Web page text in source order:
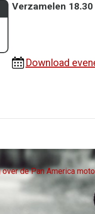
Verzamelen 18.30
Download
de Pan America